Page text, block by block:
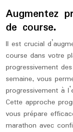
Augmentez
de course.
Il est crucial
course dans votre
progressivement
semaine, vous
progressivement à
Cette approche
vous prépare
marathon avec